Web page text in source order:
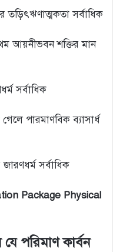
তড়িৎঋণাত্মকতা সর্বাধিক
আয়নীভবন শক্তির মান
সর্বাধিক
পারমাণবিক ব্যাসার্ধ
সর্বাধিক
Package Physical
পরিমাণ কার্বন